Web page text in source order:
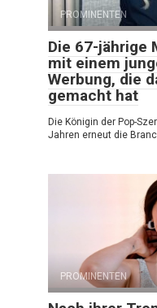
PROMINENTEN
Die 67-jährige
mit einem
Werbung, die
gemacht hat
Die Königin der Pop-
Jahren erneut die
PROMINENTEN